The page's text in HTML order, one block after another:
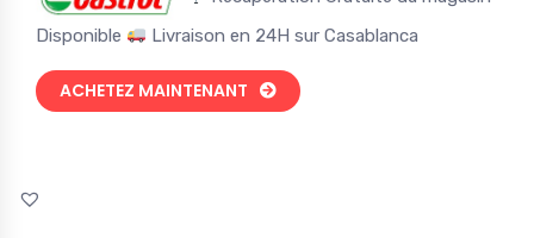
Disponible
Livraison en 24H sur Casablanca
ACHETEZ MAINTENANT